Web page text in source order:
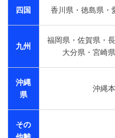
四国 香川県・徳島県・
九州
福岡県・佐賀県・
大分県・宮崎
沖縄
県
沖縄
その